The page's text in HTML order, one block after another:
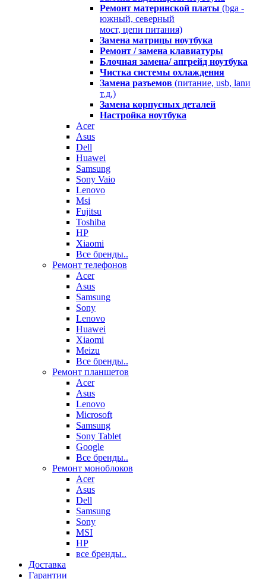
Ремонт материнской платы (bga -
южный, северный
мост, цепи питания)
Замена матрицы ноутбука
Ремонт / замена клавиатуры
Блочная замена/ апгрейд ноутбука
Чистка системы охлаждения
Замена разъемов (питание, usb, lanи
т.д.)
Замена корпусных деталей
Настройка ноутбука
Acer
Asus
Dell
Huawei
Samsung
Sony Vaio
Lenovo
Msi
Fujitsu
Toshiba
HP
Xiaomi
Все бренды..
Ремонт телефонов
Acer
Asus
Samsung
Sony
Lenovo
Huawei
Xiaomi
Meizu
Все бренды..
Ремонт планшетов
Acer
Asus
Lenovo
Microsoft
Samsung
Sony Tablet
Google
Все бренды..
Ремонт моноблоков
Acer
Asus
Dell
Samsung
Sony
MSI
HP
все бренды..
Доставка
Гарантии